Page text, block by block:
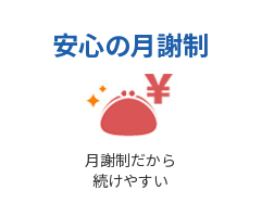
安心の月謝制
月謝制だから
続けやすい